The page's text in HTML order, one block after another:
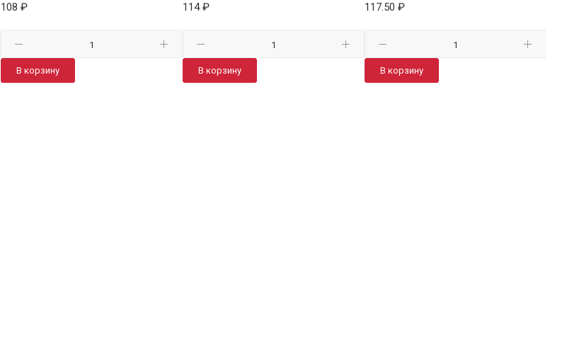
108 ₽
В корзину
114 ₽
В корзину
117.50 ₽
В корзину